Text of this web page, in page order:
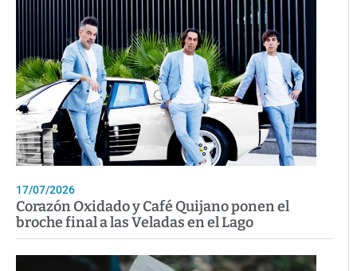
17/07/2026
Corazón Oxidado y Café Quijano ponen el
broche final a las Veladas en el Lago